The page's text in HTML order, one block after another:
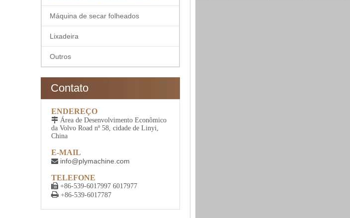
Máquina de secar folheados
Lixadeira
Outros
Contato
ENDEREÇO
 Área de Desenvolvimento Econômico
da Volvo Road nº 58, cidade de Linyi,
China
E-MAIL
 info@plymachine.com
TELEFONE
 +86-539-6017997 6017977
 +86-539-6017787